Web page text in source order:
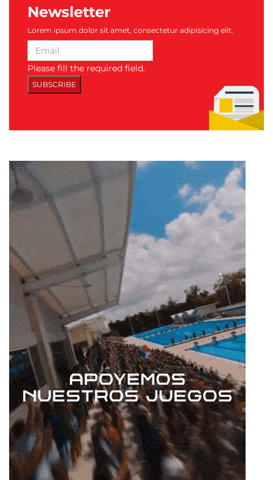
Newsletter
Lorem ipsum dolor sit amet, consectetur adipisicing elit.
Please fill the required field.
SUBSCRIBE